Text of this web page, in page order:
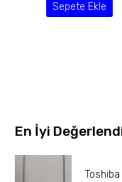
Sepete Ekle
En İyi